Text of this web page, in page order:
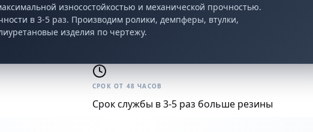
износостойкостью и механической прочностью.
в 3-5 раз. Производим ролики, демпферы, втулки,
изделия по чертежу.
СРОК ОТ 48 ЧАСОВ
Срок службы в 3-5 раз больше резины